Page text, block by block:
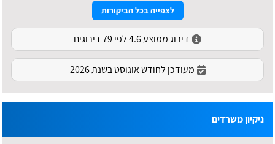
לצפייה בכל הביקורות
דירוג ממוצע 4.6 לפי 79 דירוגים
מעודכן לחודש אוגוסט בשנת 2026
ניקיון משרדים